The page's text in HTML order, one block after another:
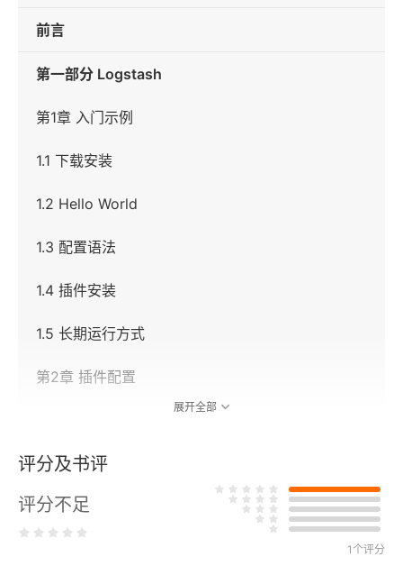
前言
第一部分 Logstash
第1章 入门示例
1.1 下载安装
1.2 Hello World
1.3 配置语法
1.4 插件安装
1.5 长期运行方式
第2章 插件配置
2.2 编解码配置
2.3 过滤器配置
展开全部
评分及书评
评分不足
1个评分